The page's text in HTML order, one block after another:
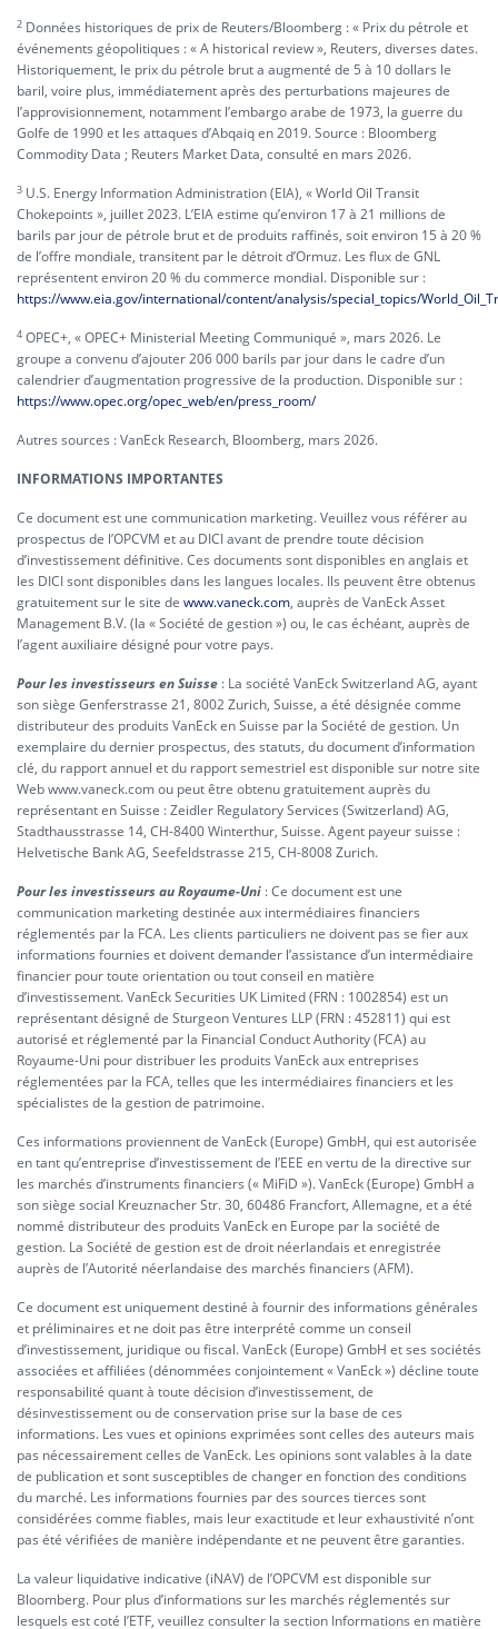
2 Données historiques de prix de Reuters/Bloomberg : « Prix du pétrole et
événements géopolitiques : « A historical review », Reuters, diverses dates.
Historiquement, le prix du pétrole brut a augmenté de 5 à 10 dollars le
baril, voire plus, immédiatement après des perturbations majeures de
l’approvisionnement, notamment l’embargo arabe de 1973, la guerre du
Golfe de 1990 et les attaques d’Abqaiq en 2019. Source : Bloomberg
Commodity Data ; Reuters Market Data, consulté en mars 2026.
3 U.S. Energy Information Administration (EIA), « World Oil Transit
Chokepoints », juillet 2023. L’EIA estime qu’environ 17 à 21 millions de
barils par jour de pétrole brut et de produits raffinés, soit environ 15 à 20 %
de l’offre mondiale, transitent par le détroit d’Ormuz. Les flux de GNL
représentent environ 20 % du commerce mondial. Disponible sur :
https://www.eia.gov/international/content/analysis/special_topics/
4 OPEC+, « OPEC+ Ministerial Meeting Communiqué », mars 2026. Le
groupe a convenu d’ajouter 206 000 barils par jour dans le cadre d’un
calendrier d’augmentation progressive de la production. Disponible sur :
https://www.opec.org/opec_web/en/press_room/
Autres sources : VanEck Research, Bloomberg, mars 2026.
INFORMATIONS IMPORTANTES
Ce document est une communication marketing. Veuillez vous référer au
prospectus de l’OPCVM et au DICI avant de prendre toute décision
d’investissement définitive. Ces documents sont disponibles en anglais et
les DICI sont disponibles dans les langues locales. Ils peuvent être obtenus
gratuitement sur le site de www.vaneck.com, auprès de VanEck Asset
Management B.V. (la « Société de gestion ») ou, le cas échéant, auprès de
l’agent auxiliaire désigné pour votre pays.
Pour les investisseurs en Suisse : La société VanEck Switzerland AG, ayant
son siège Genferstrasse 21, 8002 Zurich, Suisse, a été désignée comme
distributeur des produits VanEck en Suisse par la Société de gestion. Un
exemplaire du dernier prospectus, des statuts, du document d’information
clé, du rapport annuel et du rapport semestriel est disponible sur notre site
Web www.vaneck.com ou peut être obtenu gratuitement auprès du
représentant en Suisse : Zeidler Regulatory Services (Switzerland) AG,
Stadthausstrasse 14, CH-8400 Winterthur, Suisse. Agent payeur suisse :
Helvetische Bank AG, Seefeldstrasse 215, CH-8008 Zurich.
Pour les investisseurs au Royaume-Uni : Ce document est une
communication marketing destinée aux intermédiaires financiers
réglementés par la FCA. Les clients particuliers ne doivent pas se fier aux
informations fournies et doivent demander l’assistance d’un intermédiaire
financier pour toute orientation ou tout conseil en matière
d’investissement. VanEck Securities UK Limited (FRN : 1002854) est un
représentant désigné de Sturgeon Ventures LLP (FRN : 452811) qui est
autorisé et réglementé par la Financial Conduct Authority (FCA) au
Royaume-Uni pour distribuer les produits VanEck aux entreprises
réglementées par la FCA, telles que les intermédiaires financiers et les
spécialistes de la gestion de patrimoine.
Ces informations proviennent de VanEck (Europe) GmbH, qui est autorisée
en tant qu’entreprise d’investissement de l’EEE en vertu de la directive sur
les marchés d’instruments financiers (« MiFiD »). VanEck (Europe) GmbH a
son siège social Kreuznacher Str. 30, 60486 Francfort, Allemagne, et a été
nommé distributeur des produits VanEck en Europe par la société de
gestion. La Société de gestion est de droit néerlandais et enregistrée
auprès de l’Autorité néerlandaise des marchés financiers (AFM).
Ce document est uniquement destiné à fournir des informations générales
et préliminaires et ne doit pas être interprété comme un conseil
d’investissement, juridique ou fiscal. VanEck (Europe) GmbH et ses sociétés
associées et affiliées (dénommées conjointement « VanEck ») décline toute
responsabilité quant à toute décision d’investissement, de
désinvestissement ou de conservation prise sur la base de ces
informations. Les vues et opinions exprimées sont celles des auteurs mais
pas nécessairement celles de VanEck. Les opinions sont valables à la date
de publication et sont susceptibles de changer en fonction des conditions
du marché. Les informations fournies par des sources tierces sont
considérées comme fiables, mais leur exactitude et leur exhaustivité n’ont
pas été vérifiées de manière indépendante et ne peuvent être garanties.
La valeur liquidative indicative (iNAV) de l’OPCVM est disponible sur
Bloomberg. Pour plus d’informations sur les marchés réglementés sur
lesquels est coté l’ETF, veuillez consulter la section Informations en matière